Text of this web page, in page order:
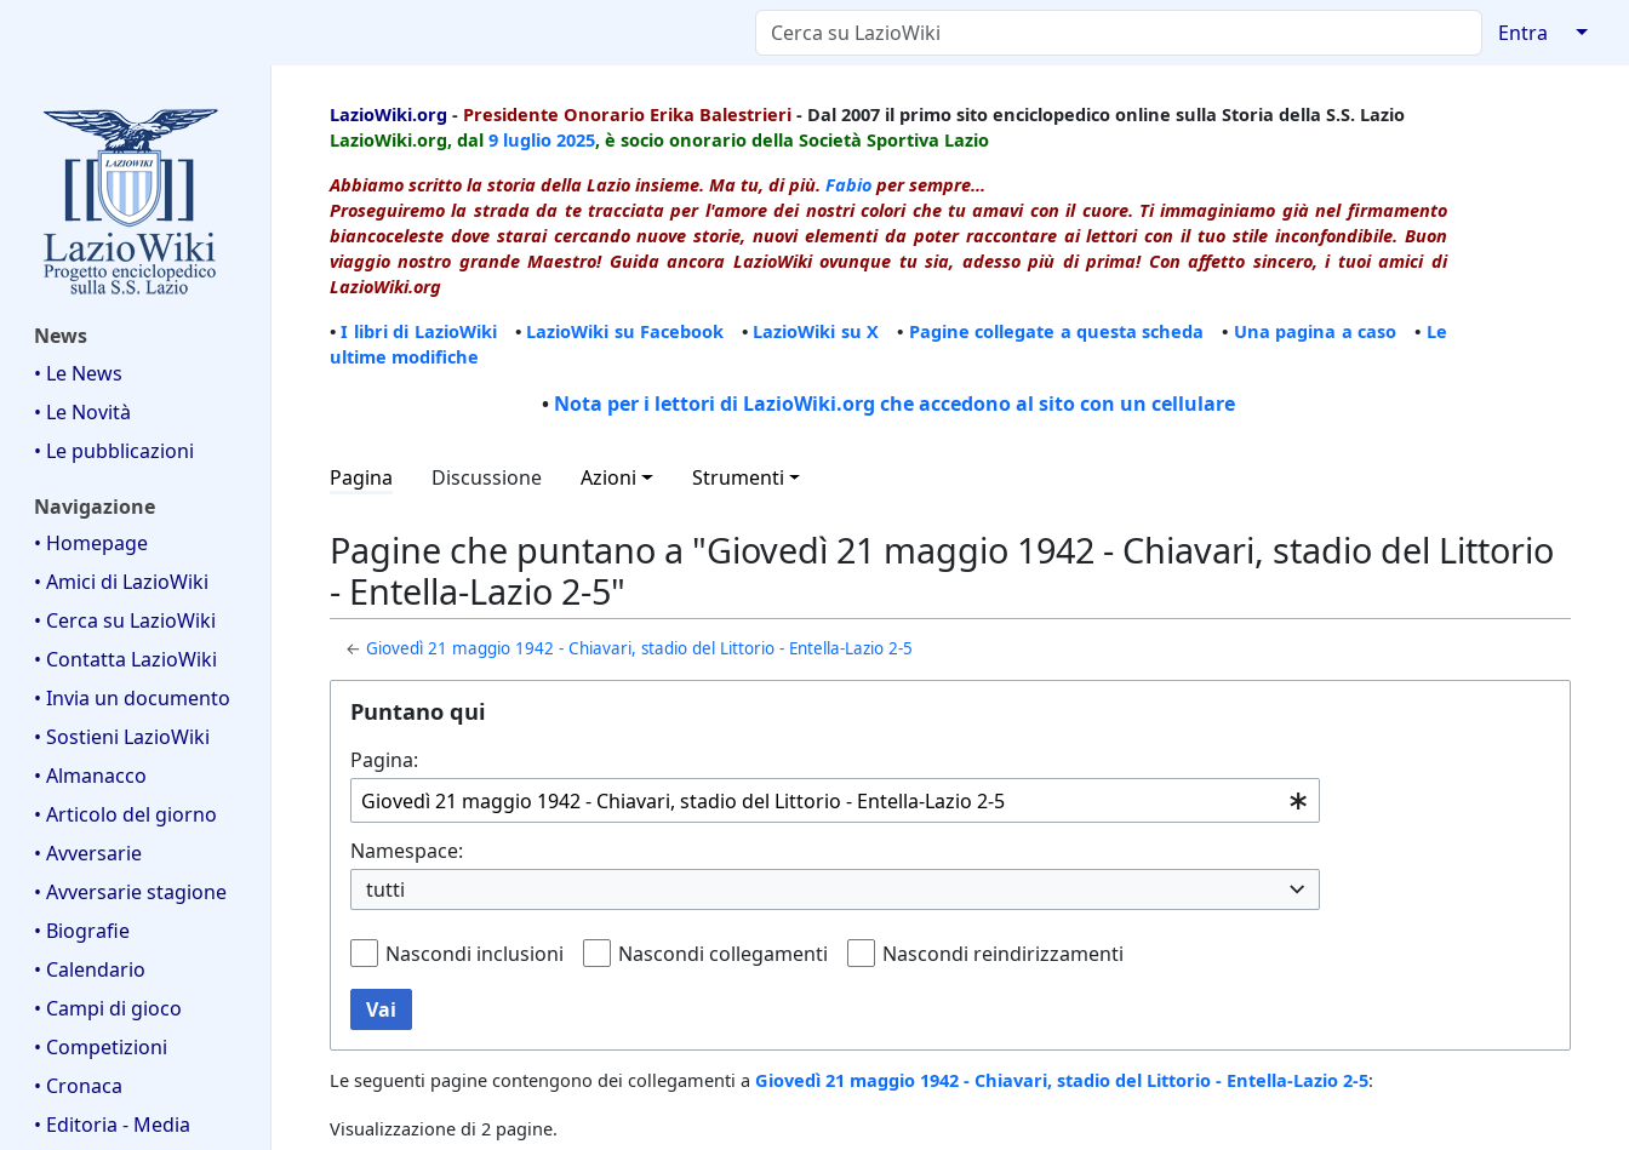
Entra ↓
News
• Le News
• Le Novità
• Le pubblicazioni
Navigazione
• Homepage
• Amici di LazioWiki
• Cerca su LazioWiki
• Contatta LazioWiki
• Invia un documento
• Sostieni LazioWiki
• Almanacco
• Articolo del giorno
• Avversarie
• Avversarie stagione
• Biografie
• Calendario
• Campi di gioco
• Competizioni
• Cronaca
• Editoria - Media
LazioWiki.org - Presidente Onorario Erika Balestrieri - Dal 2007 il primo sito enciclopedico online sulla Storia della S.S. Lazio
LazioWiki.org, dal 9 luglio 2025, è socio onorario della Società Sportiva Lazio
Abbiamo scritto la storia della Lazio insieme. Ma tu, di più. Fabio per sempre...
Proseguiremo la strada da te tracciata per l'amore dei nostri colori che tu amavi con il cuore. Ti immaginiamo già nel firmamento
biancoceleste dove starai cercando nuove storie, nuovi elementi da poter raccontare ai lettori con il tuo stile inconfondibile. Buon
viaggio nostro grande Maestro! Guida ancora LazioWiki ovunque tu sia, adesso più di prima! Con affetto sincero, i tuoi amici di
LazioWiki.org
•I libri di LazioWiki• LazioWiki su Facebook • LazioWiki su X • Pagine collegate a questa scheda • Una pagina a caso • Le
ultime modifiche
• Nota per i lettori di LazioWiki.org che accedono al sito con un cellulare
Pagina Discussione Azioni Strumenti
Pagine che puntano a "Giovedì 21 maggio 1942 - Chiavari, stadio del Littorio
- Entella-Lazio 2-5"
←Giovedì 21 maggio 1942 - Chiavari, stadio del Littorio - Entella-Lazio 2-5
Puntano qui
Pagina:
Namespace:
tutti
Nascondi inclusioni Nascondi collegamenti Nascondi reindirizzamenti
Vai
Le seguenti pagine contengono dei collegamenti a Giovedì 21 maggio 1942 - Chiavari, stadio del Littorio - Entella-Lazio 2-5:
Visualizzazione di 2 pagine.